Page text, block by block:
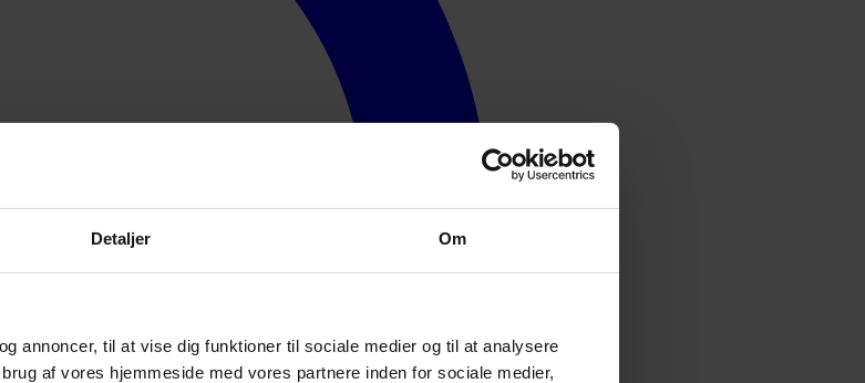
Detaljer Om
annoncer, til at vise dig funktioner til sociale medier og til at analysere
af vores hjemmeside med vores partnere inden for sociale medier,